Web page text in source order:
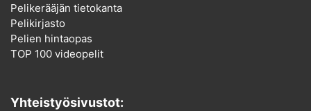
Pelikerääjän tietokanta
Pelikirjasto
Pelien hintaopas
TOP 100 videopelit
Yhteistyösivustot: